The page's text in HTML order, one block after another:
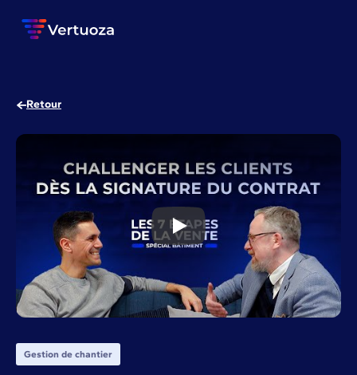
Retour
Comment avoir une bonne
Gestion de chantier